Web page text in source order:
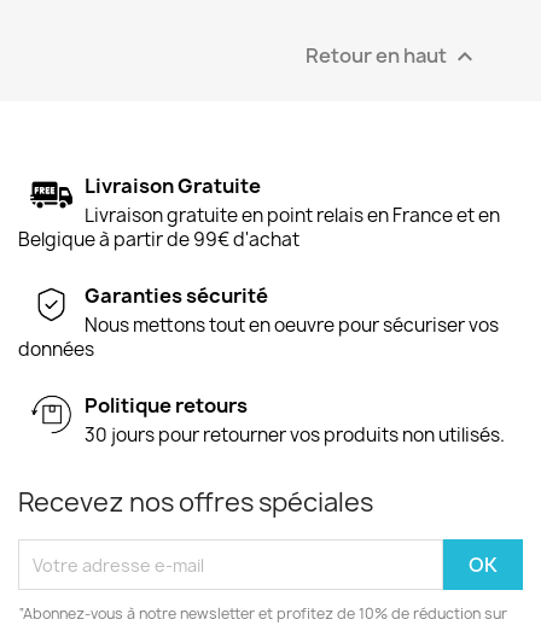
Retour en haut 
Livraison Gratuite
Livraison gratuite en point relais en France et en
Belgique à partir de 99€ d'achat
Garanties sécurité
Nous mettons tout en oeuvre pour sécuriser vos
données
Politique retours
30 jours pour retourner vos produits non utilisés.
Recevez nos offres spéciales
“Abonnez-vous à notre newsletter et profitez de 10% de réduction sur